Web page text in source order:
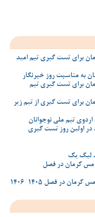
برای تست گیری تیم امید
به مناسبت روز خبرنگار
برای تست گیری تیم
برای تست گیری از تیم زیر
تیم ملی نوجوانان
اولین روز تست گیری
لیگ یک
مس کرمان در فصل
در فصل 1405-1406